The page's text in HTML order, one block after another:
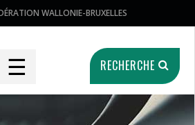
WALLONIE-BRUXELLES
☰ RECHERCHE